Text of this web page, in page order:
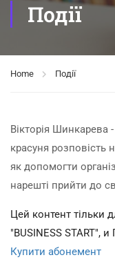
Події
Home Події
Вікторія Шинкарева
красуня розповість
як допомогти
нарешті прийти до
Цей контент тільки
"BUSINESS START",
Купити абонемент